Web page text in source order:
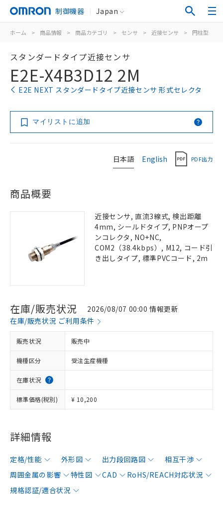
制御機器 Japan
ホーム > 商品情報 > 商品カテゴリ > センサ > 近接センサ > 円柱型
スタンダードタイプ近接センサ
E2E-X4B3D12 2M
E2E NEXT スタンダードタイプ近接センサ 形式セレクタ
マイリストに追加
日本語 English PDF出力
商品概要
近接センサ, 直流3線式, 検出距離
4mm, シールドタイプ, PNPオープ
ンコレクタ, NO+NC,
COM2（38.4kbps）, M12, コード引
き出しタイプ, 標準PVCコード, 2m
在庫/販売状況
2026/08/07 00:00 情報更新
在庫/販売状況 ご利用条件
販売状況 販売中
機種区分 受注生産機種
在庫状況
標準価格(税別) ¥ 10,200
詳細情報
定格/性能 外形図 出力段回路図
相互干渉
周囲金属の影響
特性図 CAD
RoHS/REACH対応状況
規格認証/適合状況